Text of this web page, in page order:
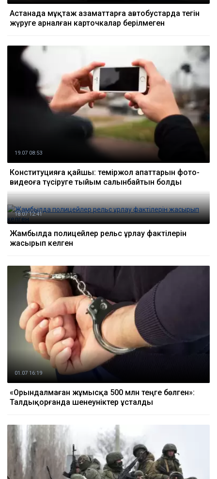
Астанада мұқтаж азаматтарға автобустарда тегін
жүруге арналған карточкалар берілмеген
19.07 08:53
Конституцияға қайшы: теміржол апаттарын фото-
видеоға түсіруге тыйым салынбайтын болды
18.07 12:41
Жамбылда полицейлер рельс ұрлау фактілерін
жасырып келген
01.07 16:19
«Орындалмаған жұмысқа 500 млн теңге бөлген»:
Талдықорғанда шенеуніктер ұсталды